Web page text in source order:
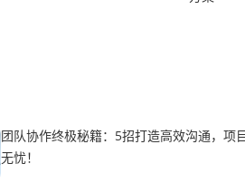
团队协作终极秘籍：5招打造高效沟通，项
无忧！